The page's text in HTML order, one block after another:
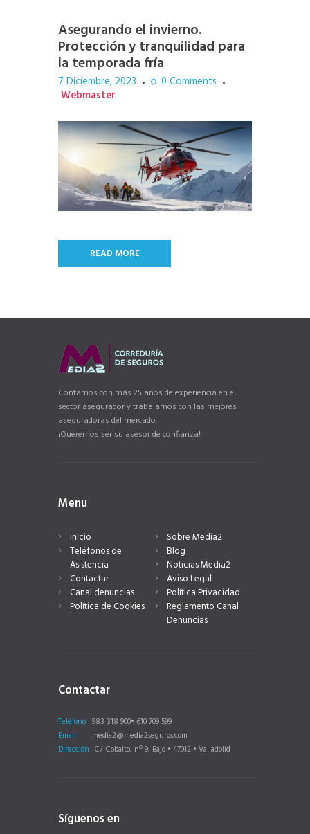
Asegurando el invierno.
Protección y tranquilidad para
la temporada fría
7 Diciembre, 2023 0 Comments
Webmaster
READ MORE
Contamos con más 25 años de experiencia en el
sector asegurador y trabajamos con las mejores
aseguradoras del mercado.
¡Queremos ser su asesor de confianza!
Menu
Inicio
Sobre Media2
Teléfonos de
Asistencia
Blog
Noticias Media2
Contactar
Aviso Legal
Canal denuncias
Política Privacidad
Política de Cookies
Reglamento Canal
Denuncias
Contactar
Teléfono 983 318 900• 610 709 599
Email
media2@media2seguros.com
Dirección C/ Cobalto, nº 9, Bajo • 47012 • Valladolid
Síguenos en